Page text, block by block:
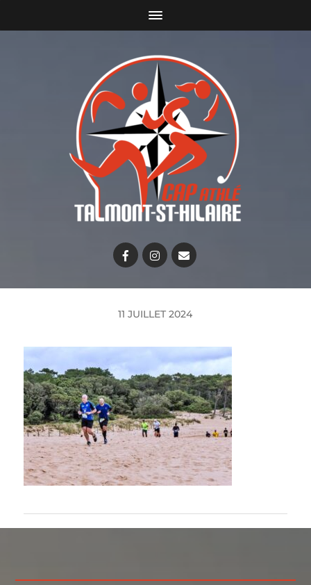
11 JUILLET 2024